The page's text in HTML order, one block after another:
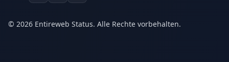
© 2026 Entireweb Status. Alle Rechte vorbehalten.